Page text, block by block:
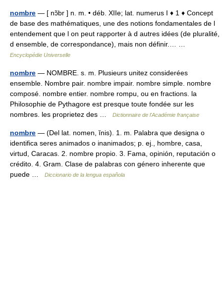
nombre — [ nɔ̃br ] n. m. • déb. XIIe; lat. numerus I ♦ 1 ♦ Concept
de base des mathématiques, une des notions fondamentales de l
entendement que l on peut rapporter à d autres idées (de pluralité,
d ensemble, de correspondance), mais non définir.… …
Encyclopédie Universelle
nombre — NOMBRE. s. m. Plusieurs unitez considerées
ensemble. Nombre pair. nombre impair. nombre simple. nombre
composé. nombre entier. nombre rompu, ou en fractions. la
Philosophie de Pythagore est presque toute fondée sur les
nombres. les proprietez des …
Dictionnaire de l'Académie française
nombre — (Del lat. nomen, ĭnis). 1. m. Palabra que designa o
identifica seres animados o inanimados; p. ej., hombre, casa,
virtud, Caracas. 2. nombre propio. 3. Fama, opinión, reputación o
crédito. 4. Gram. Clase de palabras con género inherente que
puede …
Diccionario de la lengua española